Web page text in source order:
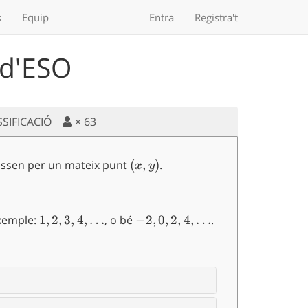
Equip Entra Registra't
× 63
per un mateix punt (x,y)
(x, y).
1,2,3,4,\ldots
1, 2, 3, 4, …, o bé -2, 0, 2,
−2,0, 2, 4, ….